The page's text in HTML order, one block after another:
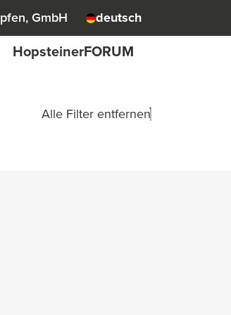
GmbH deutsch
HopsteinerFORUM
Alle Filter entfernen